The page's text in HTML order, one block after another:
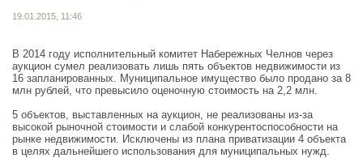
19.01.2015, 11:46
В 2014 году исполнительный комитет Набережных Челнов через
аукцион сумел реализовать лишь пять объектов недвижимости из
16 запланированных. Муниципальное имущество было продано за 8
млн рублей, что превысило оценочную стоимость на 2,2 млн.
5 объектов, выставленных на аукцион, не реализованы из-за
высокой рыночной стоимости и слабой конкурентоспособности на
рынке недвижимости. Исключены из плана приватизации 4 объекта
в целях дальнейшего использования для муниципальных нужд.